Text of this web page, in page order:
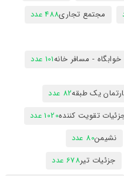
مجتمع تجاری488 عدد
- مسافر خانه101 عدد
یک طبقه82 عدد
تقویت کننده1020 عدد
نشیمن80 عدد
جزئیات تیر678 عدد